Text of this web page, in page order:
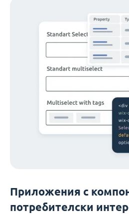
Приложения с
потребителски